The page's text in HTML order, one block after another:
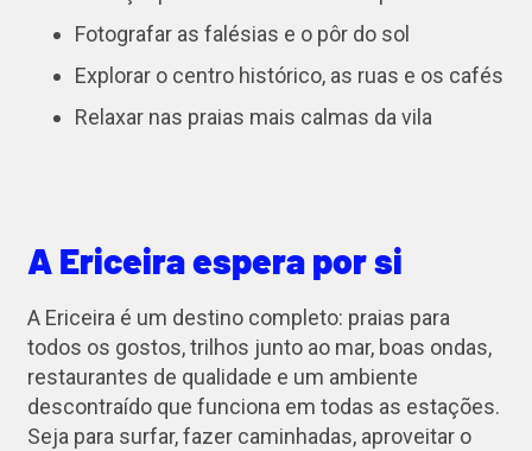
Fotografar as falésias e o pôr do sol
Explorar o centro histórico, as ruas e os cafés
Relaxar nas praias mais calmas da vila
A Ericeira espera por si
A Ericeira é um destino completo: praias para
todos os gostos, trilhos junto ao mar, boas ondas,
restaurantes de qualidade e um ambiente
descontraído que funciona em todas as estações.
Seja para surfar, fazer caminhadas, aproveitar o